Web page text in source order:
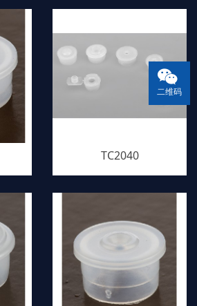
TC2040
二维码